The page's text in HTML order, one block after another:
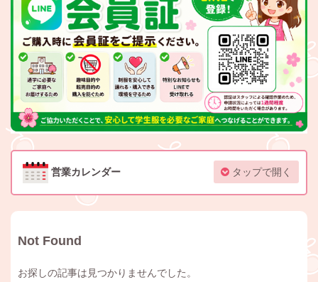
営業カレンダー タップで開く
Not Found
お探しの記事は見つかりませんでした。